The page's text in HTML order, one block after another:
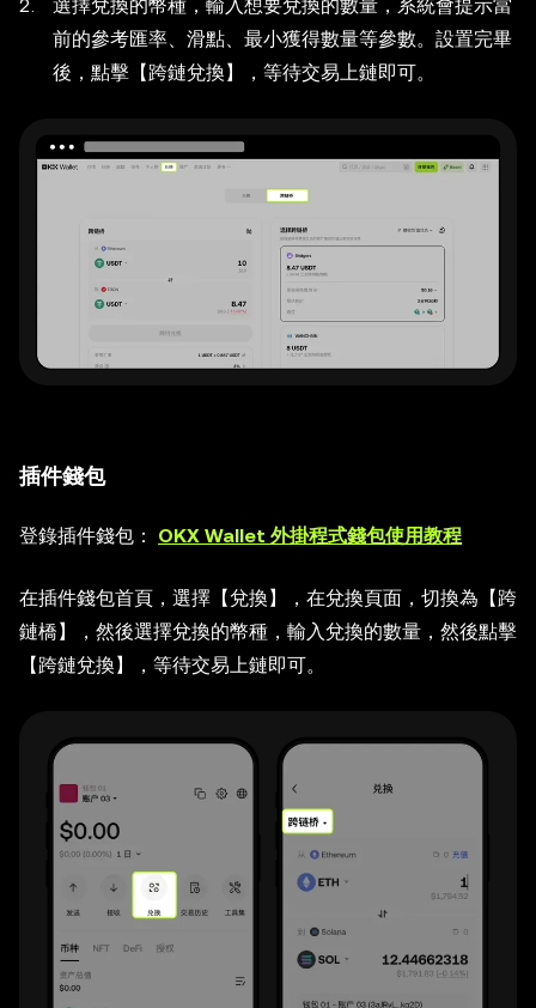
選擇兌換的幣種，輸入想要兌換的數量，系統會提示當
前的參考匯率、滑點、最小獲得數量等參數。設置完畢
後，點擊【跨鏈兌換】，等待交易上鏈即可。
插件錢包
登錄插件錢包： OKX Wallet 外掛程式錢包使用教程
在插件錢包首頁，選擇【兌換】，在兌換頁面，切換為【跨
鏈橋】，然後選擇兌換的幣種，輸入兌換的數量，然後點擊
【跨鏈兌換】，等待交易上鏈即可。